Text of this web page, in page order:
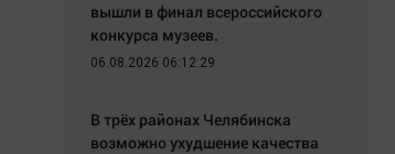
вышли в финал всероссийского
конкурса музеев.
06.08.2026 06:12:29
В трёх районах Челябинска
возможно ухудшение качества